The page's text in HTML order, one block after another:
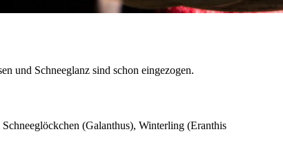
und Schneeglanz sind schon eingezogen.
(Galanthus), Winterling (Eranthis